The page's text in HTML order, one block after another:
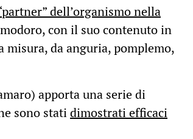
dell’organismo nella
con il suo contenuto in
misura, da anguria, pomplemo,
apporta una serie di
sono statidimostrati efficaci